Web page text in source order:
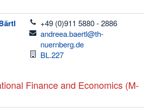
telefon
+49 (0)911 5880 - 2886
email
andreea.baertl@th-
nuernberg.de
Raum
BL.227
Finance and Economics (M-